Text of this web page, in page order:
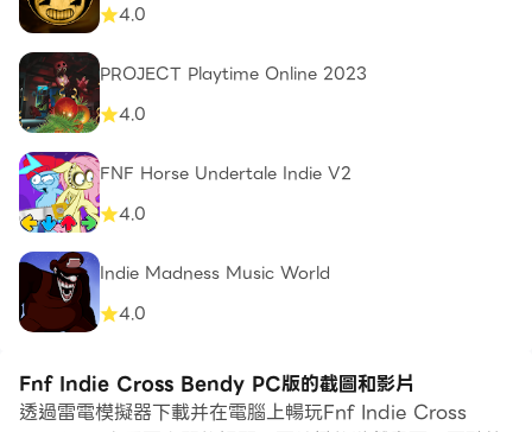
4.0
PROJECT Playtime Online 2023
4.0
FNF Horse Undertale Indie V2
4.0
Indie Madness Music World
4.0
Fnf Indie Cross Bendy PC版的截圖和影片
透過雷電模擬器下載并在電腦上暢玩Fnf Indie Cross